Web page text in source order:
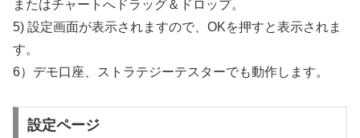
またはチャートへドラッグ＆ドロップ。
5) 設定画面が表示されますので、OKを押すと表示されま
す。
6）デモ口座、ストラテジーテスターでも動作します。
設定ページ